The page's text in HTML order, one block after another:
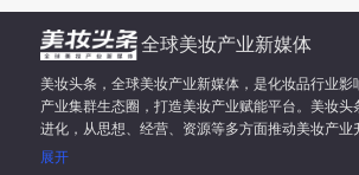
全球美妆产业新媒体
美妆头条，全球美妆产业新媒体，是化妆品行业影
产业集群生态圈，打造美妆产业赋能平台。美妆头
进化，从思想、经营、资源等多方面推动美妆产业
展开